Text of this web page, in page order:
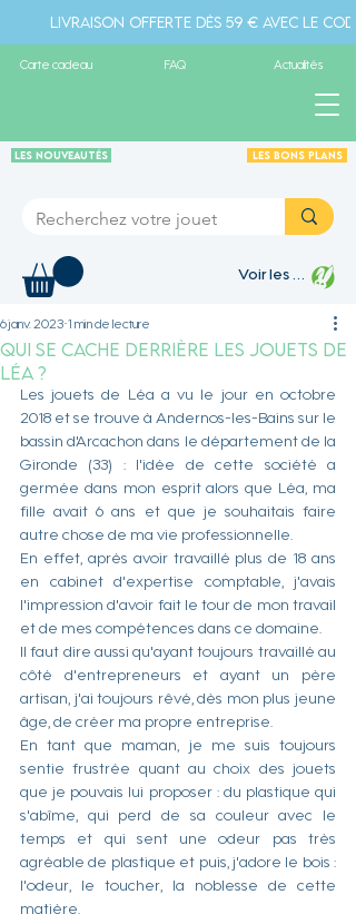
Livraison offerte dès 59 € avec le
Carte cadeau FAQ Actualités
Les Nouveautés Les Bons plans
Voir les points
Qui se cache derrière Les jouets de
Léa ?
6 janv. 2023 1 min de lecture
Les jouets de Léa a vu le jour en octobre
2018 et se trouve à Andernos-les-Bains sur le
bassin d'Arcachon dans le département de la
Gironde (33) : l'idée de cette société a
germée dans mon esprit alors que Léa, ma
fille avait 6 ans et que je souhaitais faire
autre chose de ma vie professionnelle.
En effet, après avoir travaillé plus de 18 ans
en cabinet d'expertise comptable, j'avais
l'impression d'avoir fait le tour de mon travail
et de mes compétences dans ce domaine.
Il faut dire aussi qu'ayant toujours travaillé au
côté d'entrepreneurs et ayant un père
artisan, j'ai toujours rêvé, dès mon plus jeune
âge, de créer ma propre entreprise.
En tant que maman, je me suis toujours
sentie frustrée quant au choix des jouets
que je pouvais lui proposer : du plastique qui
s'abîme, qui perd de sa couleur avec le
temps et qui sent une odeur pas très
agréable de plastique et puis, j'adore le bois :
l'odeur, le toucher, la noblesse de cette
matière.